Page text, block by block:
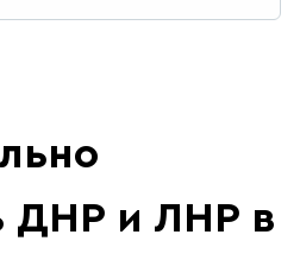
ДНР и ЛНР в